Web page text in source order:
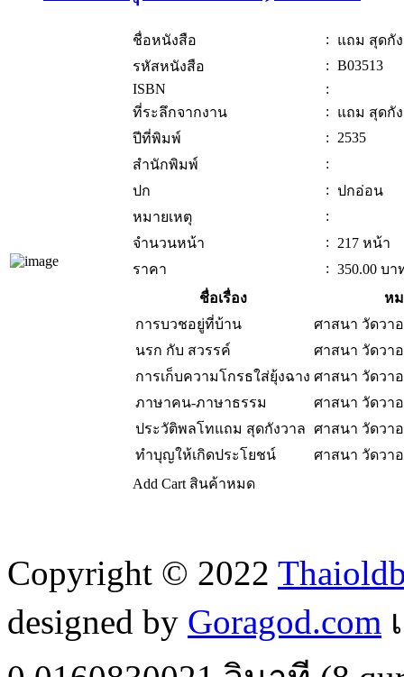
ชื่อหนังสือ :
แถม สุดกั
รหัสหนังสือ
: B03513
ISBN
:
ที่ระลึกจากงาน
:
แถม สุดกั
ปีที่พิมพ์
: 2535
สำนักพิมพ์
:
ปก
: ปกอ่อน
หมายเหตุ
:
จำนวนหน้า
: 217 หน้า
ราคา
: 350.00 บา
ชื่อเรื่อง
ห
การบวชอยู่ที่บ้าน
ศาสนา วัดวา
นรก กับ สวรรค์
ศาสนา วัดวา
การเก็บความโกรธใส่ยุ้งฉาง ศาสนา วัดวา
ภาษาคน-ภาษาธรรม
ศาสนา วัดวา
ประวัติพลโทแถม สุดกังวาล ศาสนา วัดวา
ทำบุญให้เกิดประโยชน์
ศาสนา วัดวา
Add Cart สินค้าหมด
Copyright © 2022
designed by Goragod.com